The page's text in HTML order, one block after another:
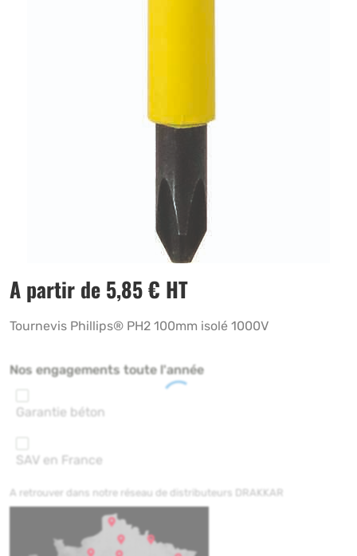
A partir de 5,85€ HT
Tournevis Phillips® PH2 100mm isolé 1000V
Nos engagements toute l'année
Garantie béton
SAV en France
A retrouver dans notre réseau de distributeurs DRAKKAR